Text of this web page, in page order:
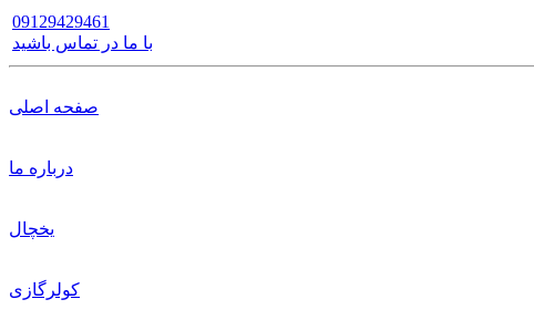
09129429461
با ما در تماس باشید
صفحه اصلی
درباره ما
یخچال
کولرگازی